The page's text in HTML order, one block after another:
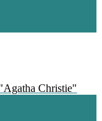
Christie"